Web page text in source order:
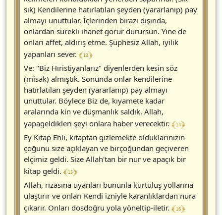
sık) Kendilerine hatırlatılan şeyden (yararlanıp) pay
almayı unuttular. İçlerinden birazı dışında,
onlardan sürekli ihanet görür durursun. Yine de
onları affet, aldırış etme. Şüphesiz Allah, iyilik
yapanları sever. ﴾ 13 ﴿
Ve: "Biz Hıristiyanlarız" diyenlerden kesin söz
(misak) almıştık. Sonunda onlar kendilerine
hatırlatılan şeyden (yararlanıp) pay almayı
unuttular. Böylece Biz de, kıyamete kadar
aralarında kin ve düşmanlık saldık. Allah,
yapageldikleri şeyi onlara haber verecektir. ﴾ 14 ﴿
Ey Kitap Ehli, kitaptan gizlemekte olduklarınızın
çoğunu size açıklayan ve birçoğundan geçiveren
elçimiz geldi. Size Allah'tan bir nur ve apaçık bir
kitap geldi. ﴾ 15 ﴿
Allah, rızasına uyanları bununla kurtuluş yollarına
ulaştırır ve onları Kendi izniyle karanlıklardan nura
çıkarır. Onları dosdoğru yola yöneltip-iletir. ﴾ 16 ﴿